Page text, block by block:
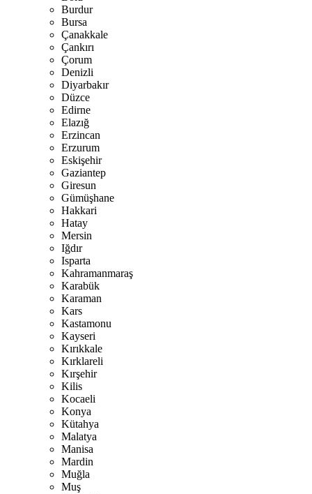
Burdur
Bursa
Çanakkale
Çankırı
Çorum
Denizli
Diyarbakır
Düzce
Edirne
Elazığ
Erzincan
Erzurum
Eskişehir
Gaziantep
Giresun
Gümüşhane
Hakkari
Hatay
Mersin
Iğdır
Isparta
Kahramanmaraş
Karabük
Karaman
Kars
Kastamonu
Kayseri
Kırıkkale
Kırklareli
Kırşehir
Kilis
Kocaeli
Konya
Kütahya
Malatya
Manisa
Mardin
Muğla
Muş